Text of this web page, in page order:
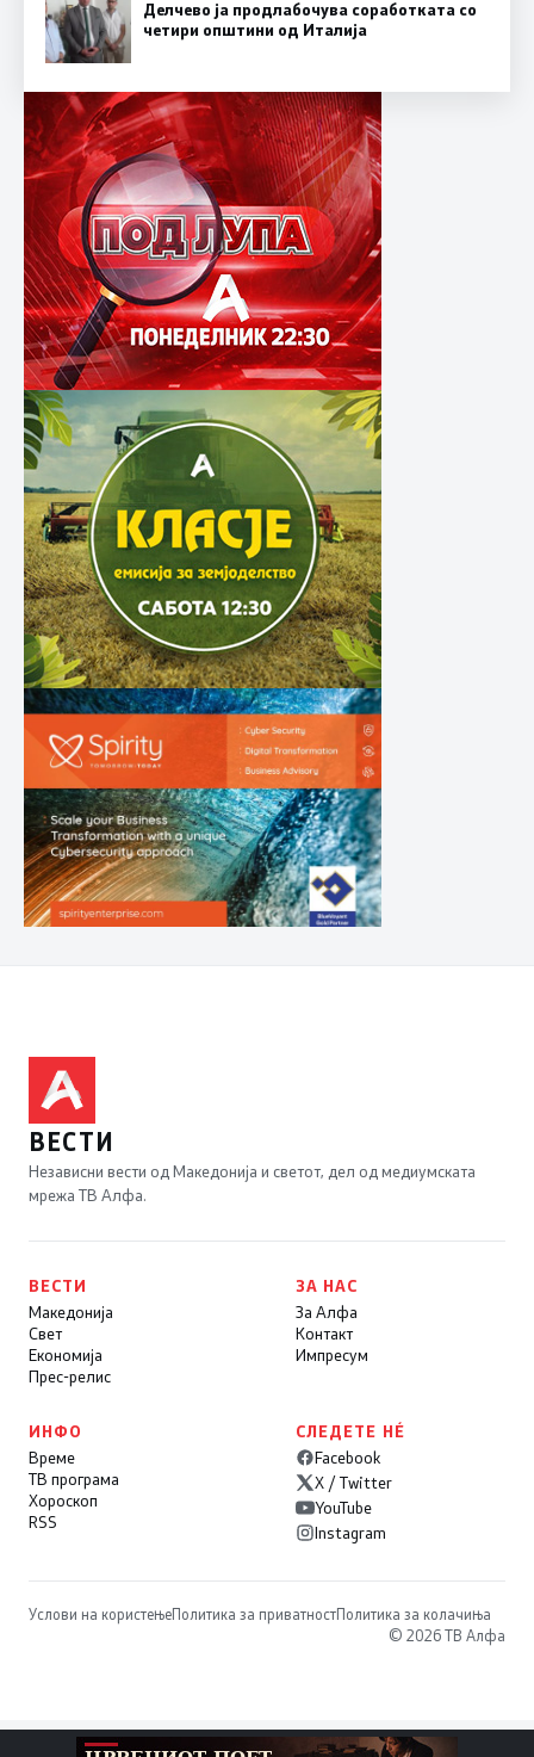
Делчево ја продлабочува соработката со
четири општини од Италија
ВЕСТИ
Независни вести од Македонија и светот, дел од медиумската
мрежа ТВ Алфа.
ВЕСТИ
Македонија
Свет
Економија
Прес-релис
ЗА НАС
За Алфа
Контакт
Импресум
ИНФО
Време
ТВ програма
Хороскоп
RSS
СЛЕДЕТЕ НÉ
Facebook
X / Twitter
YouTube
Instagram
Услови на користењеПолитика за приватностПолитика за колачиња
© 2026 ТВ Алфа